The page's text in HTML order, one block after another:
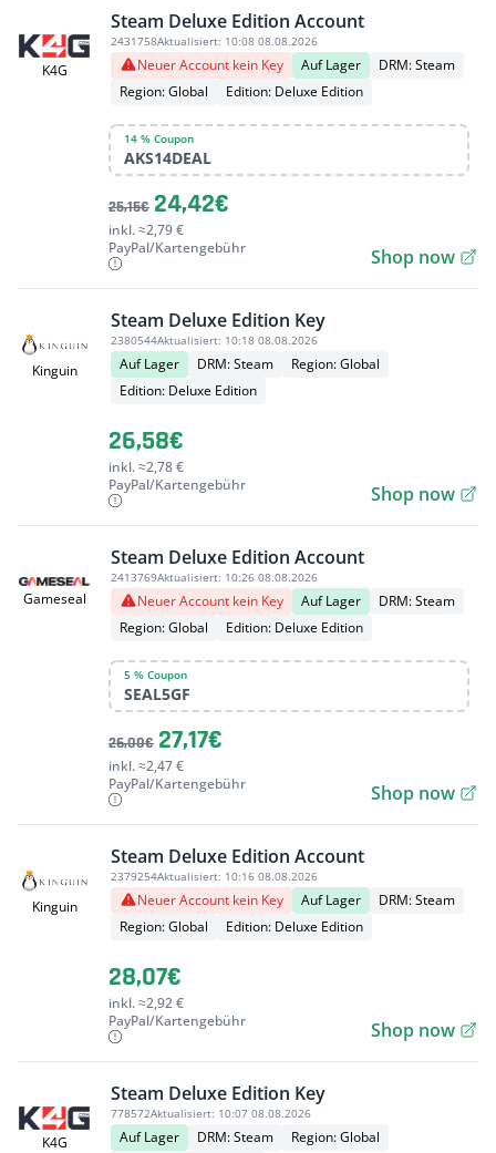
K4G
Steam Deluxe Edition Account
2431758Aktualisiert: 10:08 08.08.2026
Neuer Account kein Key Auf Lager
DRM: Steam
Region: Global
Edition: Deluxe Edition
14 % Coupon
AKS14DEAL
25,15€ 24,42€
inkl. ≈2,79 €
PayPal/Kartengebühr
Shop now
Kinguin
Steam Deluxe Edition Key
2380544Aktualisiert: 10:18 08.08.2026
Auf Lager DRM: Steam
Region: Global
Edition: Deluxe Edition
26,58€
inkl. ≈2,78 €
PayPal/Kartengebühr
Shop now
Gameseal
Steam Deluxe Edition Account
2413769Aktualisiert: 10:26 08.08.2026
Neuer Account kein Key Auf Lager
DRM: Steam
Region: Global
Edition: Deluxe Edition
5 % Coupon
SEAL5GF
26,00€ 27,17€
inkl. ≈2,47 €
PayPal/Kartengebühr
Shop now
Kinguin
Steam Deluxe Edition Account
2379254Aktualisiert: 10:16 08.08.2026
Neuer Account kein Key Auf Lager
DRM: Steam
Region: Global
Edition: Deluxe Edition
28,07€
inkl. ≈2,92 €
PayPal/Kartengebühr
Shop now
K4G
Steam Deluxe Edition Key
778572Aktualisiert: 10:07 08.08.2026
Auf Lager DRM: Steam
Region: Global